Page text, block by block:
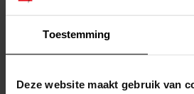
Toestemming
Deze website maakt gebruik van